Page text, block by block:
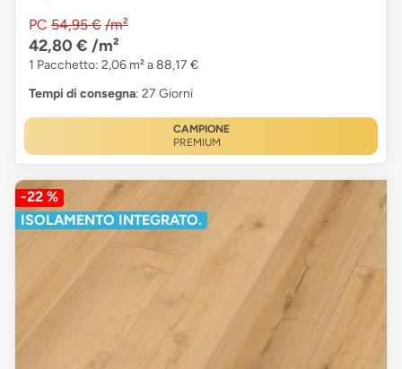
PC 54,95 € /m²
42,80 € /m²
1 Pacchetto: 2,06 m² a 88,17 €
Tempi di consegna: 27 Giorni
CAMPIONE
PREMIUM
-22 %
ISOLAMENTO INTEGRATO.